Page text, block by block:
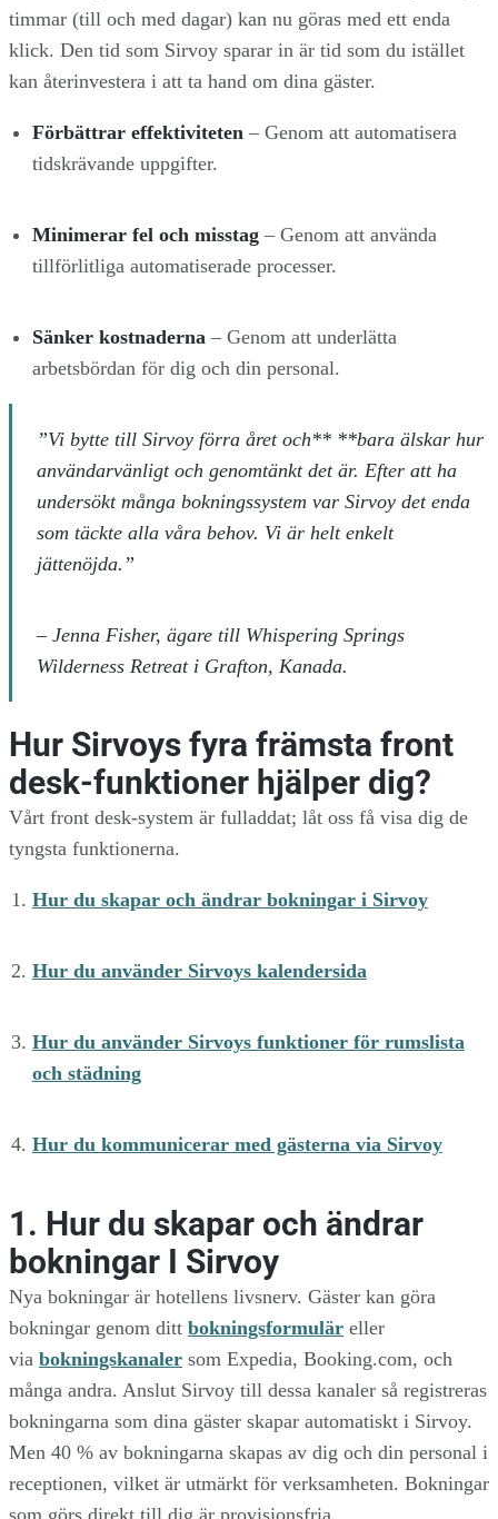
timmar (till och med dagar) kan nu göras med ett enda
klick. Den tid som Sirvoy sparar in är tid som du istället
kan återinvestera i att ta hand om dina gäster.
Förbättrar effektiviteten – Genom att automatisera
tidskrävande uppgifter.
Minimerar fel och misstag– Genom att använda
tillförlitliga automatiserade processer.
Sänker kostnaderna – Genom att underlätta
arbetsbördan för dig och din personal.
”Vi bytte till Sirvoy förra året och** **bara älskar hur
användarvänligt och genomtänkt det är. Efter att ha
undersökt många bokningssystem var Sirvoy det enda
som täckte alla våra behov. Vi är helt enkelt
jättenöjda.”
–Jenna Fisher, ägare till Whispering Springs
Wilderness Retreat i Grafton, Kanada.
Hur Sirvoys fyra främsta front
desk-funktioner hjälper dig?
Vårt front desk-system är fulladdat; låt oss få visa dig de
tyngsta funktionerna.
Hur du skapar och ändrar bokningar i Sirvoy
Hur du använder Sirvoys kalendersida
Hur du använder Sirvoys funktioner för rumslista
och städning
Hur du kommunicerar med gästerna via Sirvoy
1. Hur du skapar och ändrar
bokningar I Sirvoy
Nya bokningar är hotellens livsnerv. Gäster kan göra
bokningar genom ditt bokningsformulär eller
via bokningskanaler som Expedia, Booking.com, och
många andra. Anslut Sirvoy till dessa kanaler så registreras
bokningarna som dina gäster skapar automatiskt i Sirvoy.
Men 40 % av bokningarna skapas av dig och din personal i
receptionen, vilket är utmärkt för verksamheten. Bokningar
som görs direkt till dig är provisionsfria.